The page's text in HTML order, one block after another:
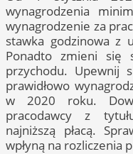
wynagrodzenia
wynagrodzenie za
stawka godzinowa z
Ponadto zmieni się
przychodu. Upewnij
prawidłowo
w 2020 roku.
pracodawcy z
najniższą płacą.
wpłyną na rozliczenia